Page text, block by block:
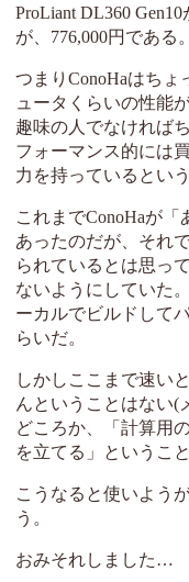
ProLiant DL360
が、776,000円である。
つまりConoHaはち
ュータくらいの性能
趣味の人でなければ
フォーマンス的には
力を持っているとい
これまでConoHaが
あったのだが、それ
られているとは思っ
ないようにしていた
ーカルでビルドして
らいだ。
しかしここまで速い
んということはない(
どころか、「計算用
を立てる」というこ
こうなると使いよう
う。
おみそれしました…